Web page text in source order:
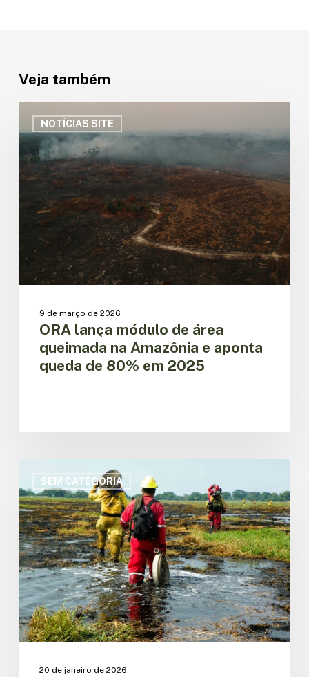
Veja também
NOTÍCIAS SITE
lança
módulo
de
área
queimada
na
Amazônia
aponta
queda
9 de março de 2026
ORA lança módulo de área
queimada na Amazônia e aponta
queda de 80% em 2025
SEM CATEGORIA
lança
plataforma
regional
ExpoMIF
sobre
Manejo
Integral
do
Fogo
na
Amazônia
20 de janeiro de 2026